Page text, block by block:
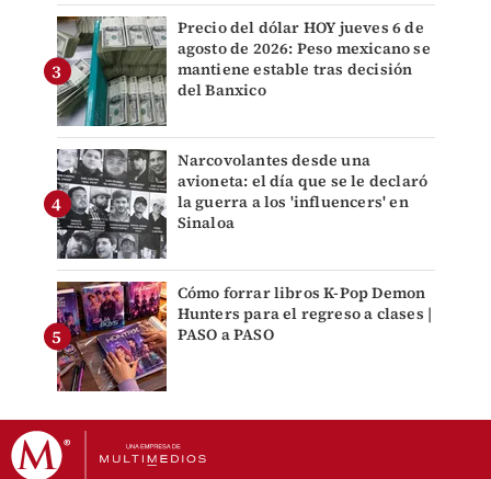
Precio del dólar HOY jueves 6 de
agosto de 2026: Peso mexicano se
mantiene estable tras decisión
del Banxico
Narcovolantes desde una
avioneta: el día que se le declaró
la guerra a los 'influencers' en
Sinaloa
Cómo forrar libros K-Pop Demon
Hunters para el regreso a clases |
PASO a PASO